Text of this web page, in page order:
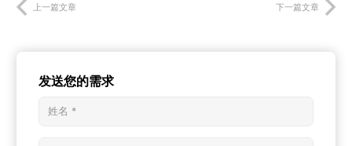
上一篇文章 下一篇文章
发送您的需求